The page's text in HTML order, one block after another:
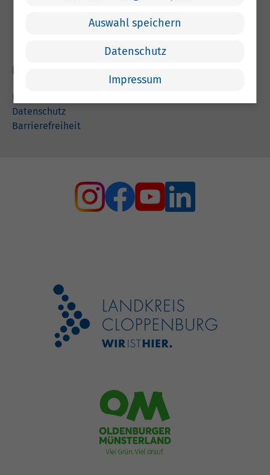
Eschstr. 29
Impressum
Datenschutz
Barrierefreiheit
Auswahl speichern
Datenschutz
Impressum